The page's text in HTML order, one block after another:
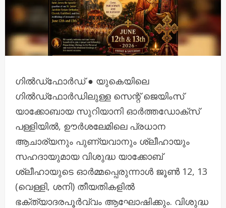
ഗിൽഡ്‌ഫോർഡ് ● യുകെയിലെ
ഗിൽഡ്‌ഫോർഡിലുള്ള സെന്റ് ജെയിംസ്
യാക്കോബായ സുറിയാനി ഓർത്തഡോക്സ്
പള്ളിയിൽ, ഊർശലേമിലെ പ്രധാന
ആചാര്യനും പുണ്യവാനും ശ്ലീഹായും
സഹദായുമായ വിശുദ്ധ യാക്കോബ്
ശ്ലീഹായുടെ ഓർമ്മപ്പെരുന്നാൾ ജൂൺ 12, 13
(വെള്ളി, ശനി) തീയതികളിൽ
ഭക്ത്യാദരപൂർവ്വം ആഘോഷിക്കും. വിശുദ്ധ